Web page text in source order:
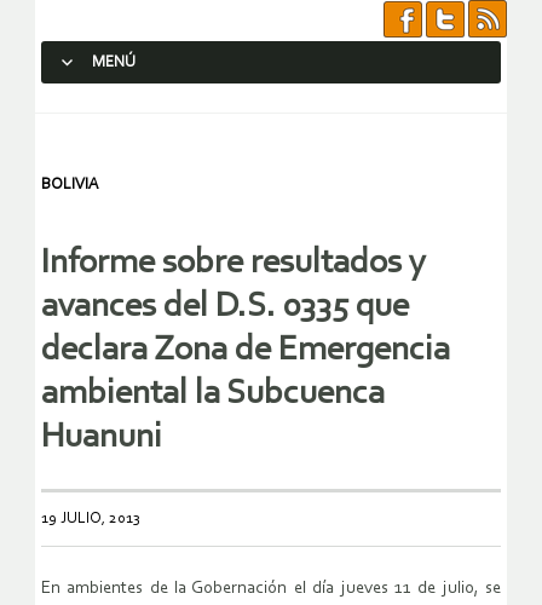
MENÚ
BOLIVIA
Informe sobre resultados y
avances del D.S. 0335 que
declara Zona de Emergencia
ambiental la Subcuenca
Huanuni
19 JULIO, 2013
En ambientes de la Gobernación el día jueves 11 de julio, se